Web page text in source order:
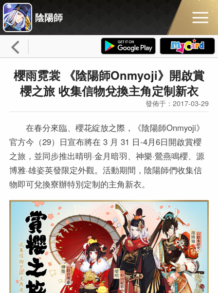
陰陽師
櫻雨霓裳 《陰陽師Onmyoji》開啟賞
櫻之旅 收集信物兌換主角定制新衣
發佈于：2017-03-29
在春分來臨、櫻花綻放之際，《陰陽師Onmyoji》
官方今（29）日宣布將在 3 月 31 日-4月6日開啟賞櫻
之旅，並同步推出晴明·金月暗羽、神樂·鶯燕鳴櫻、源
博雅·雄姿英發限定外觀。活動期間，陰陽師們收集信
物即可兌換寮辦特別定制的主角新衣。